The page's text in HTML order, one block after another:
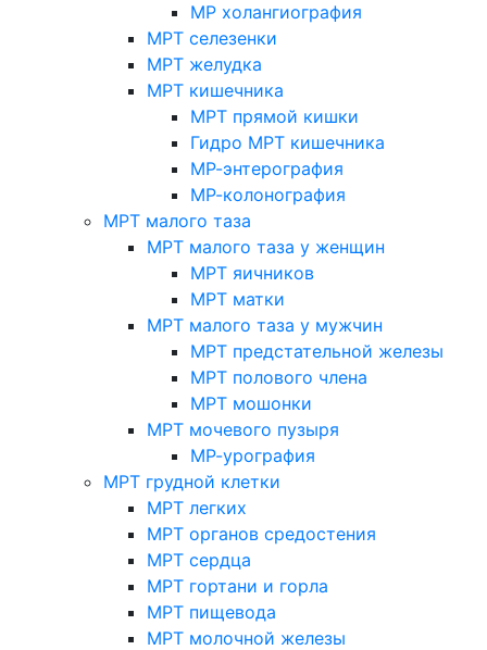
МР холангиография
МРТ селезенки
МРТ желудка
МРТ кишечника
МРТ прямой кишки
Гидро МРТ кишечника
МР-энтерография
МР-колонография
МРТ малого таза
МРТ малого таза у женщин
МРТ яичников
МРТ матки
МРТ малого таза у мужчин
МРТ предстательной железы
МРТ полового члена
МРТ мошонки
МРТ мочевого пузыря
МР-урография
МРТ грудной клетки
МРТ легких
МРТ органов средостения
МРТ сердца
МРТ гортани и горла
МРТ пищевода
МРТ молочной железы